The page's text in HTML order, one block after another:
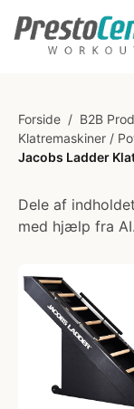
Forside / B2B
Klatremaskiner /
Jacobs Ladder
Dele af
med hjælp fra AI.